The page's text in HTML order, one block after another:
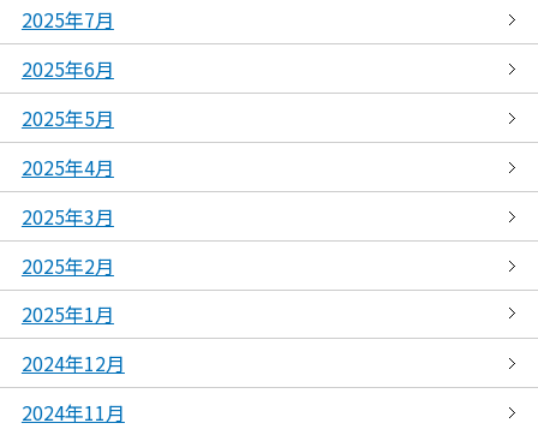
2025年7月
2025年6月
2025年5月
2025年4月
2025年3月
2025年2月
2025年1月
2024年12月
2024年11月